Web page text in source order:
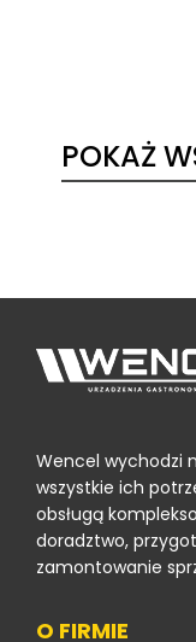
POKAŻ
Wencel wychodzi
wszystkie ich
obsługą
doradztwo,
zamontowanie
O FIRMIE